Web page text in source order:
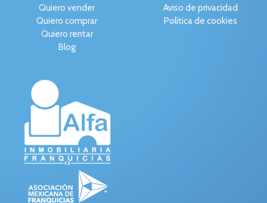
Quiero vender
Quiero comprar
Quiero rentar
Blog
Aviso de privacidad
Política de cookies